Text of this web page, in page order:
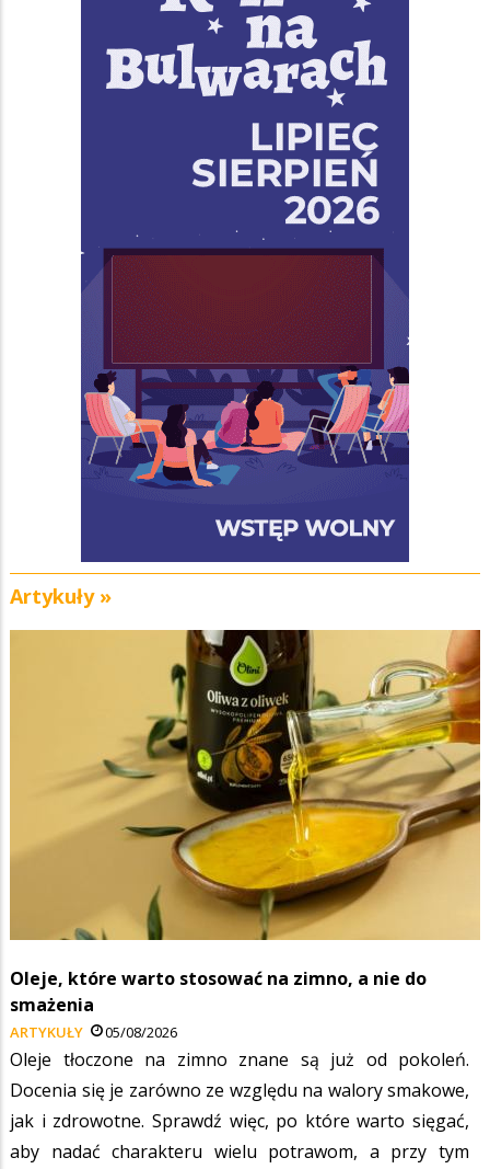
Artykuły »
Oleje, które warto stosować na zimno, a nie do
smażenia
ARTYKUŁY 05/08/2026
Oleje tłoczone na zimno znane są już od pokoleń.
Docenia się je zarówno ze względu na walory smakowe,
jak i zdrowotne. Sprawdź więc, po które warto sięgać,
aby nadać charakteru wielu potrawom, a przy tym